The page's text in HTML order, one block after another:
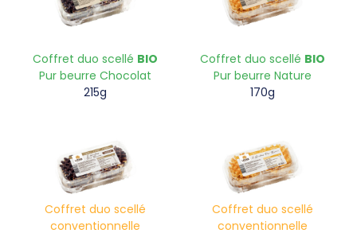
Coffret duo scellé BIO
Pur beurre Chocolat
215g
Coffret duo scellé BIO
Pur beurre Nature
170g
Coffret duo scellé
conventionnelle
Coffret duo scellé
conventionnelle